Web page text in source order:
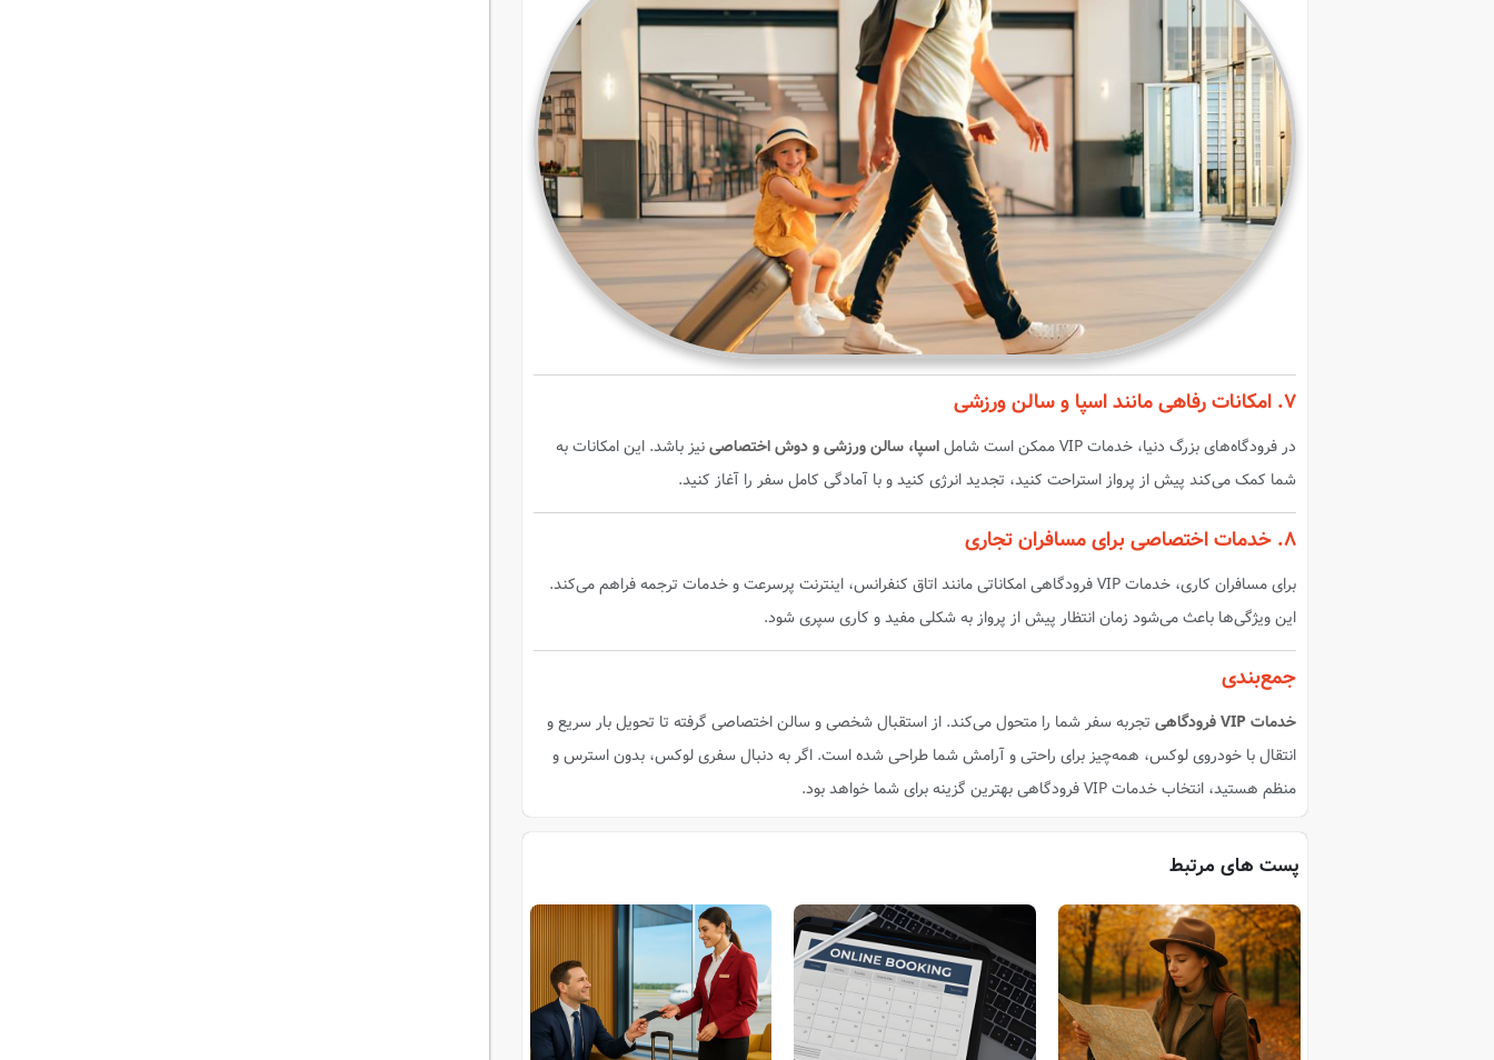
۷. امکانات رفاهی مانند اسپا و سالن ورزشی
در فرودگاه‌های بزرگ دنیا، خدمات VIP ممکن است شامل اسپا، سالن ورزشی و دوش اختصاصینیز باشد. این امکانات به
شما کمک می‌کند پیش از پرواز استراحت کنید، تجدید انرژی کنید و با آمادگی کامل سفر را آغاز کنید.
۸. خدمات اختصاصی برای مسافران تجاری
برای مسافران کاری، خدمات VIP فرودگاهی امکاناتی مانند اتاق کنفرانس، اینترنت پرسرعت و خدمات ترجمه فراهم می‌کند.
این ویژگی‌ها باعث می‌شود زمان انتظار پیش از پرواز به شکلی مفید و کاری سپری شود.
جمع‌بندی
خدمات VIP فرودگاهی
تجربه سفر شما را متحول می‌کند. از استقبال شخصی و سالن اختصاصی گرفته تا تحویل بار سریع و
انتقال با خودروی لوکس، همه‌چیز برای راحتی و آرامش شما طراحی شده است. اگر به دنبال سفری لوکس، بدون استرس و
منظم هستید، انتخاب خدمات VIP فرودگاهی بهترین گزینه برای شما خواهد بود.
پست های مرتبط